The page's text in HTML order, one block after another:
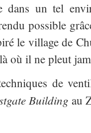
dans un tel
possible
le village de
où il ne pleut
de
Building au